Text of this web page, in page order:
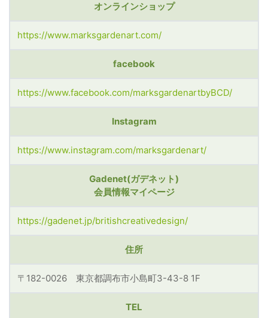
オンラインショップ
https://www.marksgardenart.com/
facebook
https://www.facebook.com/marksgardenartbyBCD/
Instagram
https://www.instagram.com/marksgardenart/
Gadenet(ガデネット)
会員情報マイページ
https://gadenet.jp/britishcreativedesign/
住所
〒182-0026 東京都調布市小島町3-43-8 1F
TEL